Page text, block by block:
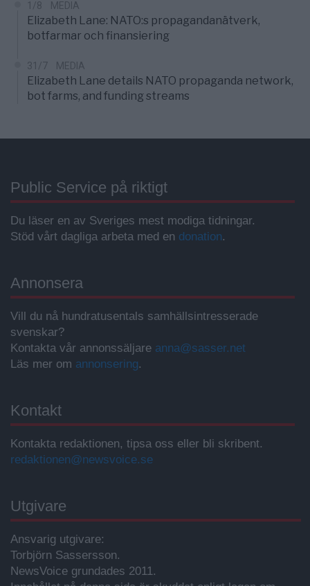
1/8 MEDIA
Elizabeth Lane: NATO:s propagandanätverk,
botfarmar och finansiering
31/7 MEDIA
Elizabeth Lane details NATO propaganda network,
bot farms, and funding streams
Public Service på riktigt
Du läser en av Sveriges mest modiga tidningar.
Stöd vårt dagliga arbeta med en donation.
Annonsera
Vill du nå hundratusentals samhällsintresserade
svenskar?
Kontakta vår annonssäljare anna@sasser.net
Läs mer om annonsering.
Kontakt
Kontakta redaktionen, tipsa oss eller bli skribent.
redaktionen@newsvoice.se
Utgivare
Ansvarig utgivare:
Torbjörn Sassersson.
NewsVoice grundades 2011.